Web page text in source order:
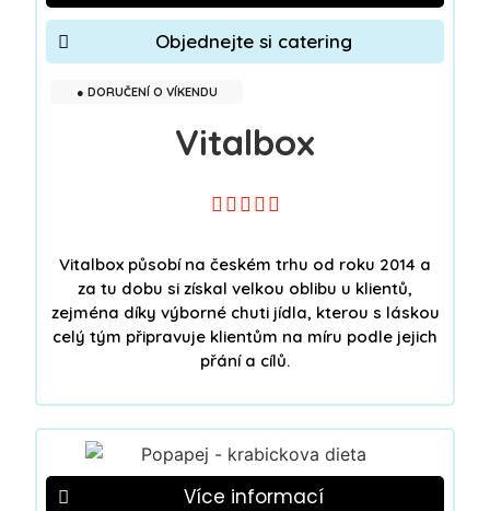
Objednejte si catering
● DORUČENÍ O VÍKENDU
Vitalbox
    
Vitalbox působí na českém trhu od roku 2014 a
za tu dobu si získal velkou oblibu u klientů,
zejména díky výborné chuti jídla, kterou s láskou
celý tým připravuje klientům na míru podle jejich
přání a cílů.
Více informací